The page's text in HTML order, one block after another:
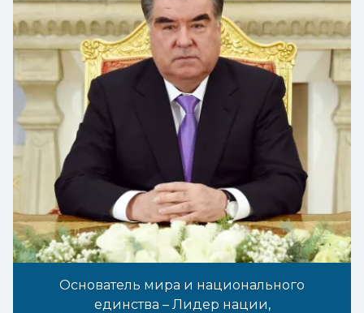
Основатель мира и национального
единства – Лидер нации,